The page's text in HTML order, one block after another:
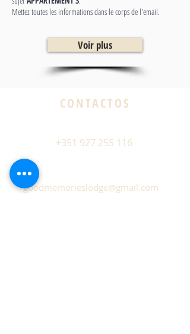
Mettez toutes les informations dans le corps de l'email.
Voir plus
CONTACTOS
+351 927 255 116
goodmemorieslodge@gmail.com